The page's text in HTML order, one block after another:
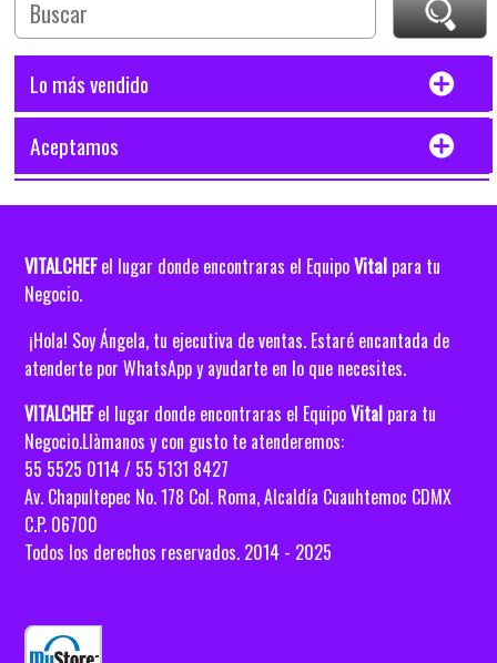
Lo más vendido
Aceptamos
VITALCHEFel lugar donde encontraras el EquipoVital para tu
Negocio.
¡Hola! Soy Ángela, tu ejecutiva de ventas. Estaré encantada de
atenderte por WhatsApp y ayudarte en lo que necesites.
VITALCHEFel lugar donde encontraras el EquipoVital para tu
Negocio.Llàmanos y con gusto te atenderemos:
55 5525 0114 / 55 5131 8427
Av. Chapultepec No. 178 Col. Roma, Alcaldía Cuauhtemoc CDMX
C.P. 06700
Todos los derechos reservados. 2014 - 2025